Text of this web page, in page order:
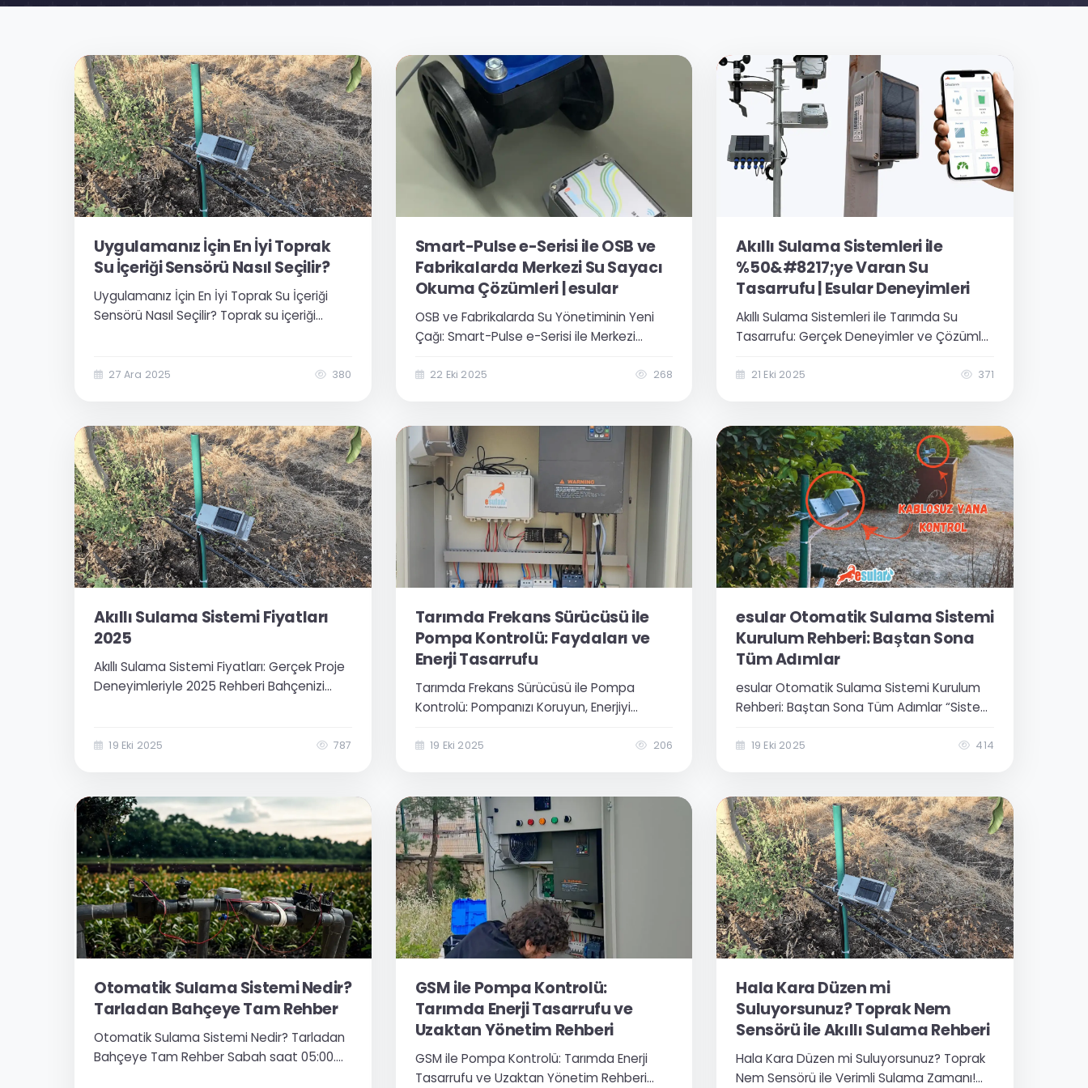
Uygulamanız İçin En İyi Toprak
Su İçeriği Sensörü Nasıl Seçilir?
Uygulamanız İçin En İyi Toprak Su İçeriği
Sensörü Nasıl Seçilir? Toprak su içeriği
çevresel izleme gibi birçok uygulama için
27 Ara 2025 380
Smart-Pulse e-Serisi ile OSB ve
Fabrikalarda Merkezi Su Sayacı
Okuma Çözümleri | esular
OSB ve Fabrikalarda Su Yönetiminin Yeni
Çağı: Smart-Pulse e-Serisi ile Merkezi
fabrikalar ve büyük ölçekli endüstriyel
hem de...
22 Eki 2025 268
Akıllı Sulama Sistemleri ile
%50&#8217;ye Varan Su
Tasarrufu | Esular Deneyimleri
Akıllı Sulama Sistemleri ile Tarımda Su
Tasarrufu: Gerçek Deneyimler ve Çözümler
sorunlarından biri. Her yıl tarımsal sulama
21 Eki 2025 371
Akıllı Sulama Sistemi Fiyatları
2025
Akıllı Sulama Sistemi Fiyatları: Gerçek Proje
Deneyimleriyle 2025 Rehberi Bahçenizi
zaman ihtiyacı kadar su almasını sağlamak
19 Eki 2025 787
Tarımda Frekans Sürücüsü ile
Pompa Kontrolü: Faydaları ve
Enerji Tasarrufu
Tarımda Frekans Sürücüsü ile Pompa
Kontrolü: Pompanızı Koruyun, Enerjiyi
pompaları, en kritik ekipmanlardan biridir.
enerji...
19 Eki 2025 206
esular Otomatik Sulama Sistemi
Kurulum Rehberi: Baştan Sona
Tüm Adımlar
esular Otomatik Sulama Sistemi Kurulum
Rehberi: Baştan Sona Tüm Adımlar “Sistem
Teknik bilgim yok, nasıl başlayacağım?”
sistemi kurmaya...
19 Eki 2025 414
Otomatik Sulama Sistemi Nedir?
Tarladan Bahçeye Tam Rehber
Otomatik Sulama Sistemi Nedir? Tarladan
Bahçeye Tam Rehber Sabah saat 05:00.
GSM ile Pompa Kontrolü:
Tarımda Enerji Tasarrufu ve
Uzaktan Yönetim Rehberi
GSM ile Pompa Kontrolü: Tarımda Enerji
Tasarrufu ve Uzaktan Yönetim Rehberi
Hala Kara Düzen mi
Suluyorsunuz? Toprak Nem
Sensörü ile Akıllı Sulama Rehberi
Hala Kara Düzen mi Suluyorsunuz? Toprak
Nem Sensörü ile Verimli Sulama Zamanı!